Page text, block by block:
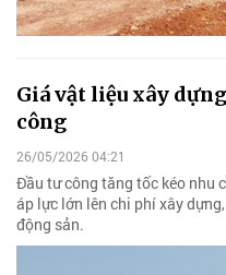
Giá vật liệu xây
công
26/05/2026 04:21
Đầu tư công tăng tốc kéo nhu
áp lực lớn lên chi phí xây
động sản.